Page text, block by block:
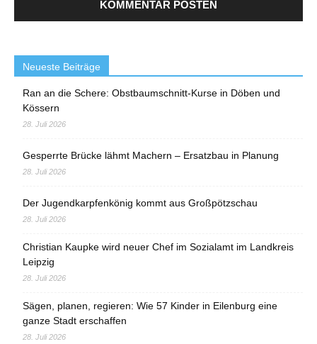
Neueste Beiträge
Ran an die Schere: Obstbaumschnitt-Kurse in Döben und
Kössern
28. Juli 2026
Gesperrte Brücke lähmt Machern – Ersatzbau in Planung
28. Juli 2026
Der Jugendkarpfenkönig kommt aus Großpötzschau
28. Juli 2026
Christian Kaupke wird neuer Chef im Sozialamt im Landkreis
Leipzig
28. Juli 2026
Sägen, planen, regieren: Wie 57 Kinder in Eilenburg eine
ganze Stadt erschaffen
28. Juli 2026